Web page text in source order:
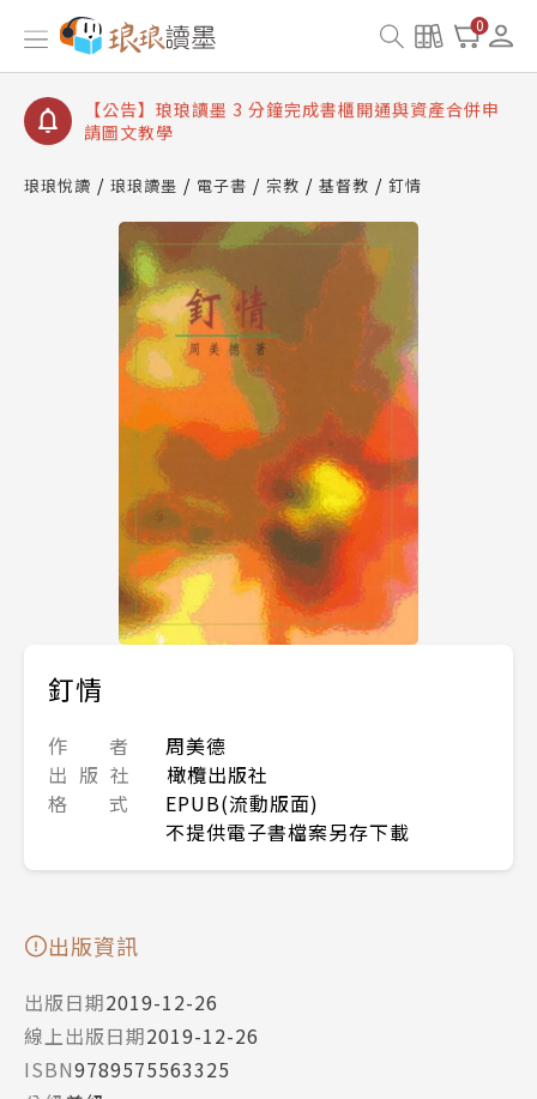
0
【公告】琅琅讀墨數位閱讀資產合併與書櫃開通申請
【公告】琅琅讀墨書櫃開通常見問題
【公告】琅琅讀墨 3 分鐘完成書櫃開通與資產合併申
請圖文教學
查詢
【公告】琅琅讀墨數位閱讀資產合併與書櫃開通申請
琅琅悅讀 琅琅讀墨 電子書 宗教 基督教 釘情
釘情
作 者
周美德
出 版 社
橄欖出版社
格 式
EPUB(流動版面)
不提供電子書檔案另存下載
出版資訊
出版日期2019-12-26
線上出版日期2019-12-26
ISBN9789575563325